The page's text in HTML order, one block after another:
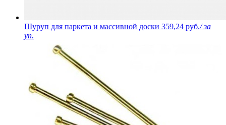
Шуруп для паркета и массивной доски 359,24 руб./ за
уп.